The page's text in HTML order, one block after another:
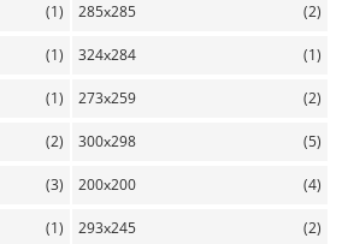
(1) 285x285 (2)
(1) 324x284 (1)
(1) 273x259 (2)
(2) 300x298 (5)
(3) 200x200 (4)
(1) 293x245 (2)